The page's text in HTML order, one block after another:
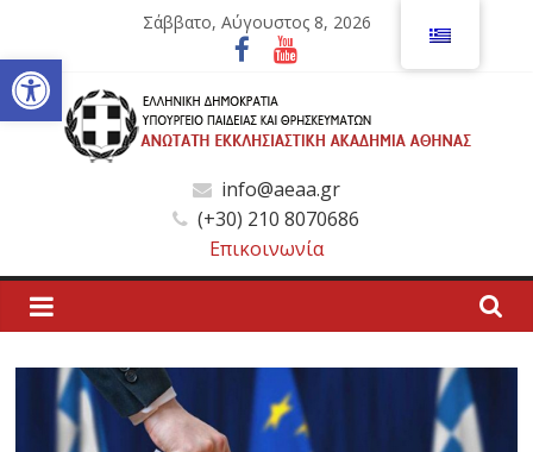
Ανοίξτε τη γραμμή εργαλείων
περιεχόμενο
Σάββατο, Αύγουστος 8, 2026
Ανώτατη
Εκκλησιαστική
Ακαδημία
Αθηνών
Ανώτατη
info@aeaa.gr
(+30) 210 8070686
Επικοινωνία